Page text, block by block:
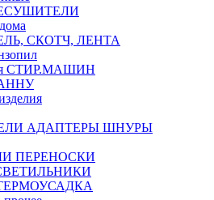
СКОТЧ, ЛЕНТА
СТИР.МАШИН
АДАПТЕРЫ ШНУРЫ
ПЕРЕНОСКИ